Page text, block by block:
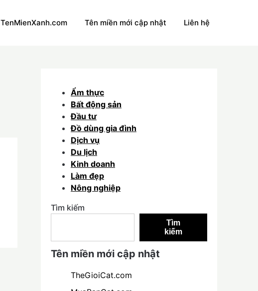
TenMienXanh.com Tên miền mới cập nhật Liên hệ
Ẩm thực
Bất động sản
Đầu tư
Đồ dùng gia đình
Dịch vụ
Du lịch
Kinh doanh
Làm đẹp
Nông nghiệp
Tìm kiếm
Tìm
kiếm
Tên miền mới cập nhật
TheGioiCat.com